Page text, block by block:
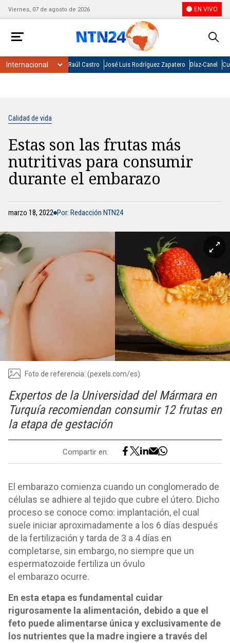
Viernes, 07 de agosto de 2026 EN VIVO
Raúl Castro José Luis Rodríguez Zapatero Díaz-Canel
Calidad de vida
Estas son las frutas más
nutritivas para consumir
durante el embarazo
marzo 18, 2022 Por: Redacción NTN24
Foto de referencia: (pexels.com/es)
Expertos de la Universidad del Mármara en
Turquía recomiendan consumir 12 frutas en
la etapa de gestación
Compartir en:
El embarazo comienza cuando un conglomerado de
células se adhiere al tejido que cubre el útero. Dicho
proceso se conoce como: implantación, el cual
suele iniciar aproximadamente a los 6 días después
de la fertilización y tarda de 3 a 4 días en
completarse, sin embargo, no siempre que un
espermatozoide fertiliza un óvulo
el embarazo ocurre.
En esta etapa es fundamental cuidar
rigurosamente la alimentación, debido a que el
feto puede alimentarse única y exclusivamente de
los nutrientes que la madre ingiere a través del